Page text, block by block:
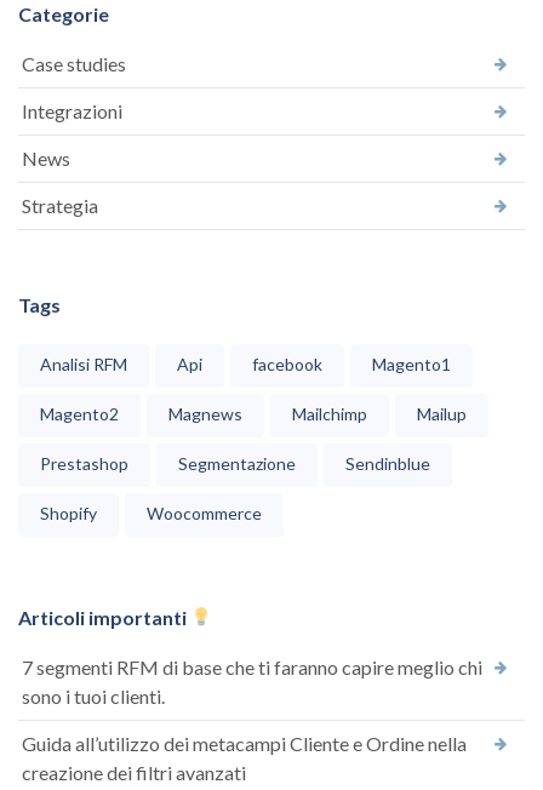
Categorie
Case studies
Integrazioni
News
Strategia
Tags
Analisi RFM Api facebook Magento1
Magento2 Magnews Mailchimp Mailup
Prestashop Segmentazione Sendinblue
Shopify Woocommerce
Articoli importanti
7 segmenti RFM di base che ti faranno capire meglio chi
sono i tuoi clienti.
Guida all’utilizzo dei metacampi Cliente e Ordine nella
creazione dei filtri avanzati